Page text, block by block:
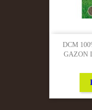
DCM
GAZON